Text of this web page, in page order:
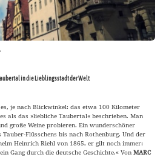
in die Lieblingsstadt der Welt
je nach Blickwinkel: das etwa 100 Kilometer
als das »liebliche Taubertal« beschrieben. Man
große Weine probieren. Ein wunderschöner
Flüsschens bis nach Rothenburg. Und der
Heinrich Riehl von 1865, er gilt noch immer:
Gang durch die deutsche Geschichte.« VonMARC